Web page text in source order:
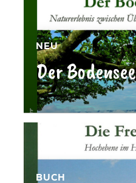
NEU
Der Bodensee
»
BUCH